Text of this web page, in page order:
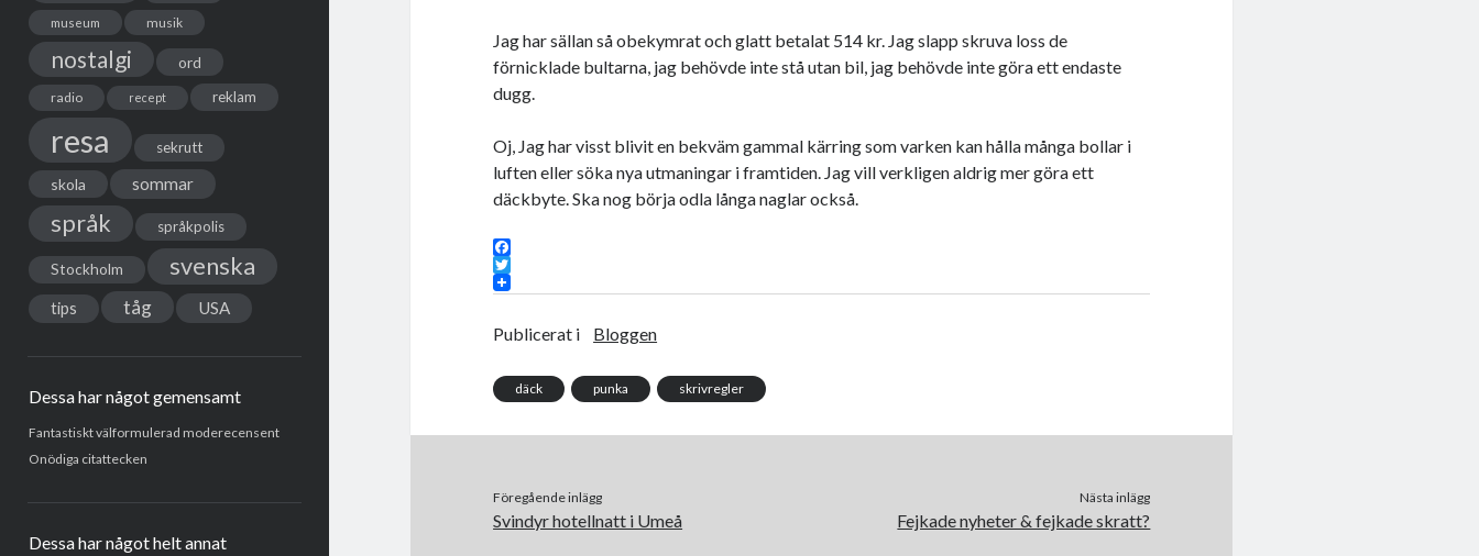
museum musik
nostalgi ord
radio recept reklam
resa sekrutt
skola sommar
språk språkpolis
Stockholm svenska
tips tåg USA
Dessa har något gemensamt
Fantastiskt välformulerad moderecensent
Onödiga citattecken
Dessa har något helt annat
Jag har sällan så obekymrat och glatt betalat 514 kr. Jag slapp skruva loss de
förnicklade bultarna, jag behövde inte stå utan bil, jag behövde inte göra ett endaste
dugg.
Oj, Jag har visst blivit en bekväm gammal kärring som varken kan hålla många bollar i
luften eller söka nya utmaningar i framtiden. Jag vill verkligen aldrig mer göra ett
däckbyte. Ska nog börja odla långa naglar också.
F
a
c
b
k
T
w
t
r
Publicerat i Bloggen
däck punka skrivregler
Föregående inlägg
Svindyr hotellnatt i Umeå
Nästa inlägg
Fejkade nyheter & fejkade skratt?